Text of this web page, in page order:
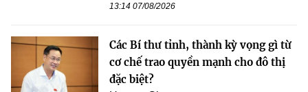
13:14 07/08/2026
Các Bí thư tỉnh, thành kỳ vọng gì từ
cơ chế trao quyền mạnh cho đô thị
đặc biệt?